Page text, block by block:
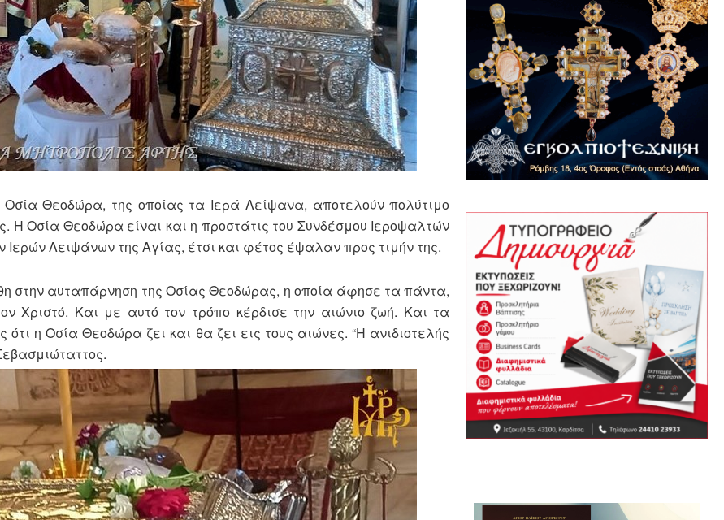
Θεοδώρα, της οποίας τα Ιερά Λείψανα, αποτελούν πολύτιμο
Η Οσία Θεοδώρα είναι και η προστάτις του Συνδέσμου Ιεροψαλτών
Ιερών Λειψάνων της Αγίας, έτσι και φέτος έψαλαν προς τιμήν της.
στην αυταπάρνηση της Οσίας Θεοδώρας, η οποία άφησε τα πάντα,
Χριστό. Και με αυτό τον τρόπο κέρδισε την αιώνιο ζωή. Και τα
η Οσία Θεοδώρα ζει και θα ζει εις τους αιώνες. “Η ανιδιοτελής